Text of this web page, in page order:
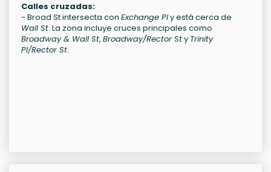
Calles cruzadas:
- Broad St intersecta con Exchange Ply está cerca de
Wall St. La zona incluye cruces principales como
Broadway & Wall St, Broadway/Rector Sty Trinity
Pl/Rector St.